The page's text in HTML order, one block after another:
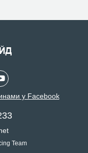
у Facebook
Team